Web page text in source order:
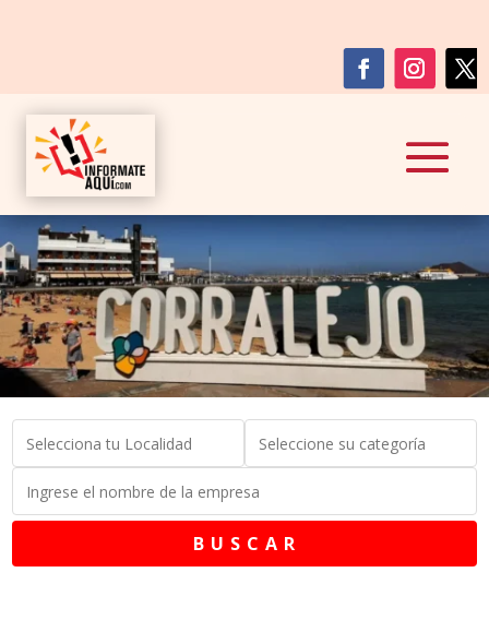
B U S C A R